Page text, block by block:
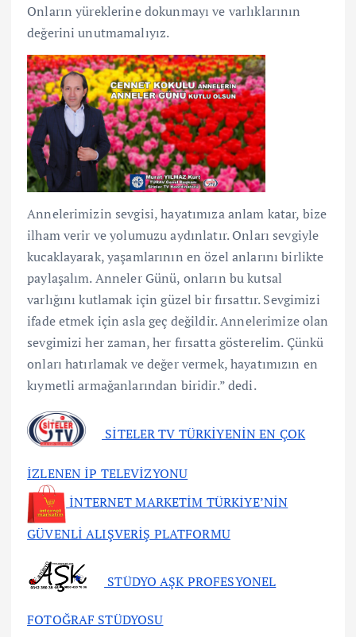
Onların yüreklerine dokunmayı ve varlıklarının
değerini unutmamalıyız.
Annelerimizin sevgisi, hayatımıza anlam katar, bize
ilham verir ve yolumuzu aydınlatır. Onları sevgiyle
kucaklayarak, yaşamlarının en özel anlarını birlikte
paylaşalım. Anneler Günü, onların bu kutsal
varlığını kutlamak için güzel bir fırsattır. Sevgimizi
ifade etmek için asla geç değildir. Annelerimize olan
sevgimizi her zaman, her fırsatta gösterelim. Çünkü
onları hatırlamak ve değer vermek, hayatımızın en
kıymetli armağanlarından biridir.” dedi.
SİTELER TV TÜRKİYENİN EN ÇOK
İZLENEN İP TELEVİZYONU
İNTERNET MARKETİM TÜRKİYE’NİN
GÜVENLİ ALIŞVERİŞ PLATFORMU
STÜDYO AŞK PROFESYONEL
FOTOĞRAF STÜDYOSU